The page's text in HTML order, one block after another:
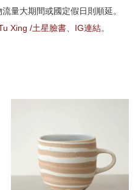
量大期間或國定假日則順延。
Xing /土星臉書、 IG連結。